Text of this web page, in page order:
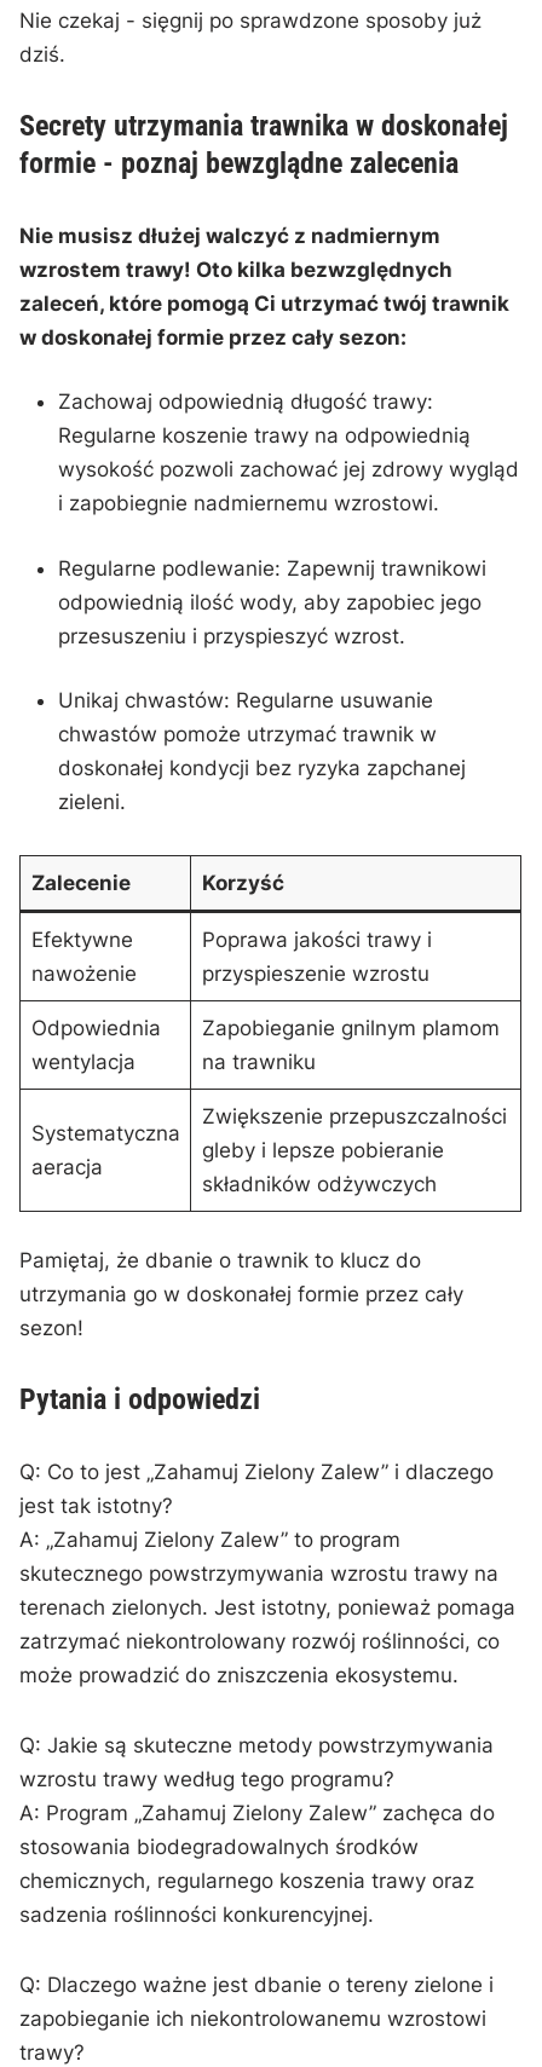
⁣Nie czekaj -⁣ sięgnij po sprawdzone sposoby już
dziś.
Secrety utrzymania trawnika w⁤ doskonałej
formie ⁤- poznaj​ bewzglądne zalecenia
Nie musisz dłużej walczyć z ⁣nadmiernym
wzrostem trawy! Oto kilka bezwzględnych
⁢zaleceń, które pomogą Ci utrzymać twój‌ trawnik
w⁣ doskonałej formie przez cały sezon:
Zachowaj odpowiednią długość trawy:
Regularne koszenie trawy ​na‌ odpowiednią
wysokość pozwoli zachować jej ‌zdrowy wygląd
i zapobiegnie nadmiernemu wzrostowi.
Regularne podlewanie: Zapewnij trawnikowi
odpowiednią ilość wody, aby zapobiec jego
przesuszeniu i przyspieszyć⁣ wzrost.
Unikaj chwastów:‌ Regularne usuwanie
chwastów pomoże utrzymać trawnik w
doskonałej kondycji bez ryzyka zapchanej
zieleni.
Zalecenie Korzyść
Efektywne
⁢nawożenie
Poprawa jakości trawy i
przyspieszenie wzrostu
Odpowiednia
wentylacja
Zapobieganie ‍gnilnym plamom
na trawniku
Systematyczna‌
aeracja
Zwiększenie przepuszczalności
gleby i lepsze pobieranie
składników odżywczych
Pamiętaj, że dbanie o trawnik to klucz do
utrzymania go w doskonałej formie przez ‌cały
sezon!
Pytania i‌ odpowiedzi
Q: Co to jest „Zahamuj Zielony Zalew” i dlaczego
jest tak istotny?
A: „Zahamuj Zielony⁣ Zalew” ​to program
skutecznego powstrzymywania wzrostu trawy na
terenach zielonych. Jest istotny, ponieważ pomaga
⁤zatrzymać niekontrolowany rozwój roślinności, co
może prowadzić ​do zniszczenia ekosystemu.
Q: Jakie są skuteczne metody powstrzymywania
wzrostu trawy według tego programu?
A: Program „Zahamuj Zielony Zalew” zachęca do
stosowania ‌biodegradowalnych środków
chemicznych,​ regularnego koszenia trawy oraz
sadzenia roślinności konkurencyjnej.
Q: Dlaczego ważne jest dbanie o ‌tereny zielone i
zapobieganie​ ich niekontrolowanemu wzrostowi
trawy?